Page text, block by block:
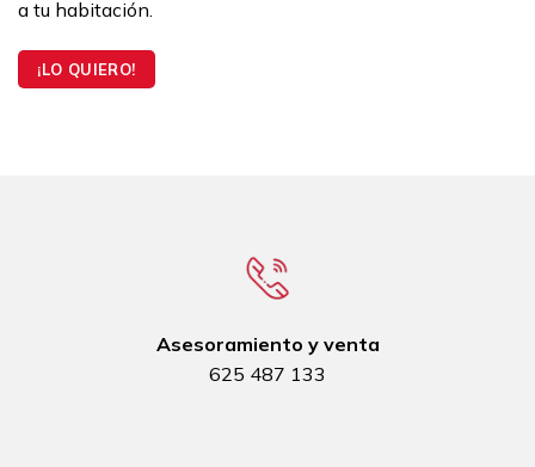
a tu habitación.
¡LO QUIERO!
Asesoramiento y venta
625 487 133